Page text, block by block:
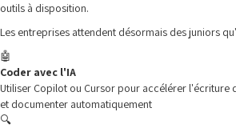
outils à disposition.
Les entreprises attendent désormais des juniors
🤖
Coder avec l'IA
Utiliser Copilot ou Cursor pour accélérer l'écriture
et documenter automatiquement
🔍